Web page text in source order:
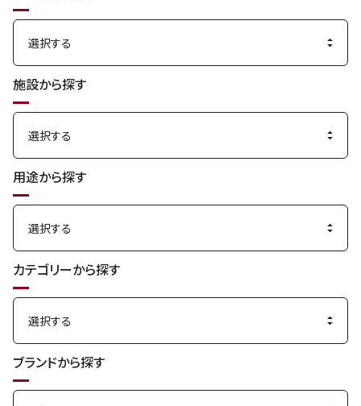
施設から探す
用途から探す
カテゴリーから探す
ブランドから探す